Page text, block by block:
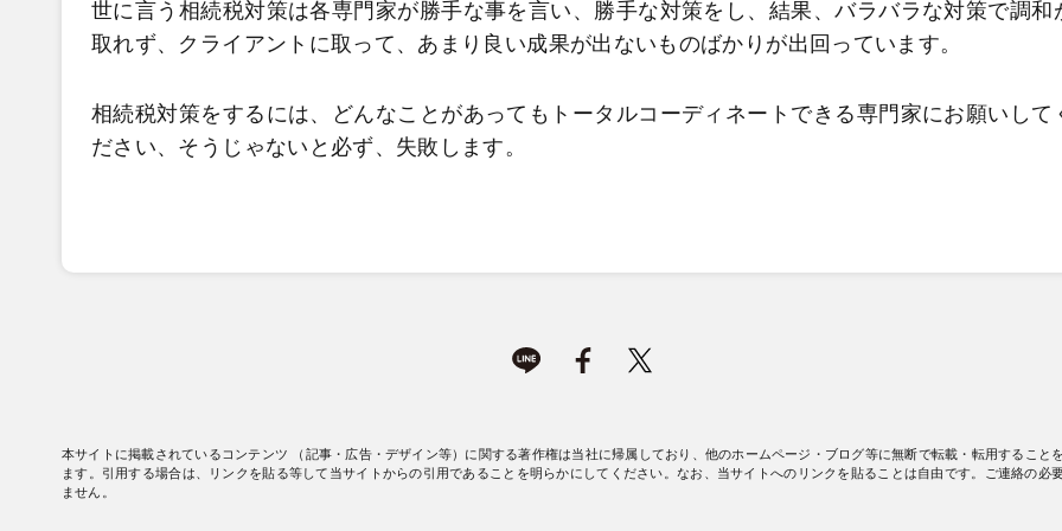
世に言う相続税対策は各専門家が勝手な事を言い、勝手な対策をし、結果、バラバラな対策で調和
取れず、クライアントに取って、あまり良い成果が出ないものばかりが出回っています。
相続税対策をするには、どんなことがあってもトータルコーディネートできる専門家にお願いして
ださい、そうじゃないと必ず、失敗します。
本サイトに掲載されているコンテンツ （記事・広告・デザイン等）に関する著作権は当社に帰属しており、他のホームページ・ブログ等に無断で転載・転用すること
ます。引用する場合は、リンクを貼る等して当サイトからの引用であることを明らかにしてください。なお、当サイトへのリンクを貼ることは自由です。ご連絡の必
ません。